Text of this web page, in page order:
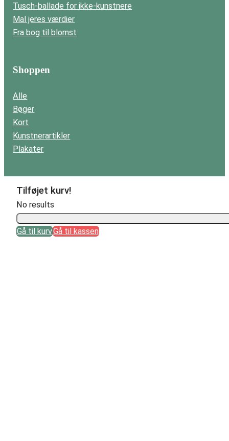
Tusch-ballade for ikke-kunstnere
Mal jeres værdier
Fra bog til blomst
Shoppen
Alle
Bøger
Kort
Kunstnerartikler
Plakater
Tilføjet kurv!
No results
Gå til kurvGå til kassen